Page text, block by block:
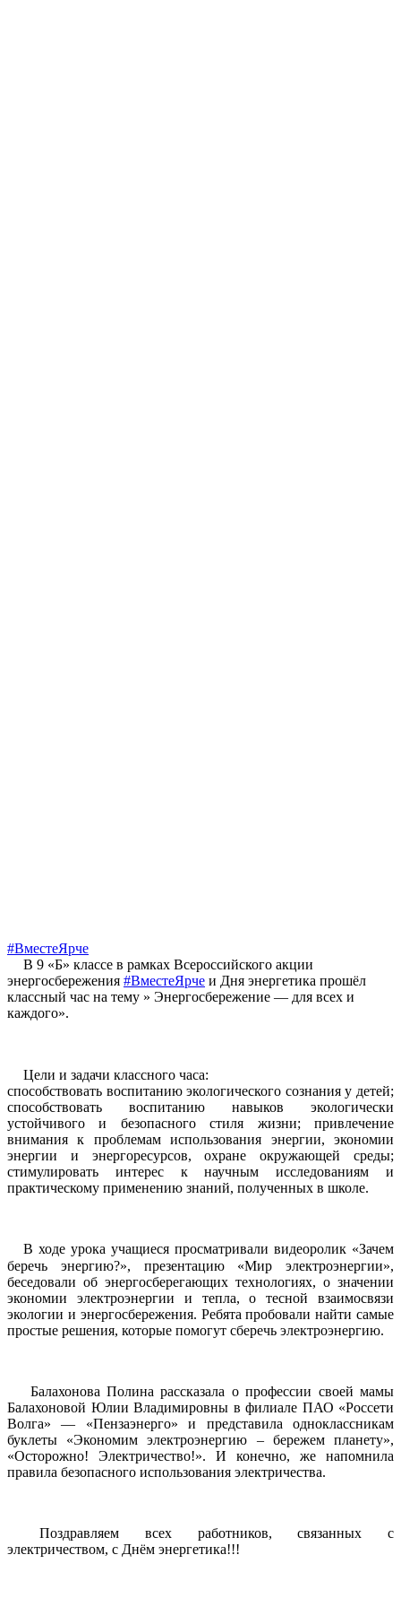
#ВместеЯрче
В 9 «Б» классе в рамках Всероссийского акции
энергосбережения #ВместеЯрче и Дня энергетика прошёл
классный час на тему » Энергосбережение — для всех и
каждого».
️Цели и задачи классного часа:
способствовать воспитанию экологического сознания у детей;
способствовать воспитанию навыков экологически
устойчивого и безопасного стиля жизни; привлечение
внимания к проблемам использования энергии, экономии
энергии и энергоресурсов, охране окружающей среды;
стимулировать интерес к научным исследованиям и
практическому применению знаний, полученных в школе.
️В ходе урока учащиеся просматривали видеоролик «Зачем
беречь энергию?», презентацию «Мир электроэнергии»,
беседовали об энергосберегающих технологиях, о значении
экономии электроэнергии и тепла, о тесной взаимосвязи
экологии и энергосбережения. Ребята пробовали найти самые
простые решения, которые помогут сберечь электроэнергию.
Балахонова Полина рассказала о профессии своей мамы
Балахоновой Юлии Владимировны в филиале ПАО «Россети
Волга» — «Пензаэнерго» и представила одноклассникам
буклеты «Экономим электроэнергию – бережем планету»,
«Осторожно! Электричество!». И конечно, же напомнила
правила безопасного использования электричества.
️Поздравляем всех работников, связанных с
электричеством, с Днём энергетика!!!